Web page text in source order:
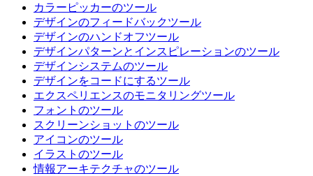
カラーピッカーのツール
デザインのフィードバックツール
デザインのハンドオフツール
デザインパターンとインスピレーションのツール
デザインシステムのツール
デザインをコードにするツール
エクスペリエンスのモニタリングツール
フォントのツール
スクリーンショットのツール
アイコンのツール
イラストのツール
情報アーキテクチャのツール